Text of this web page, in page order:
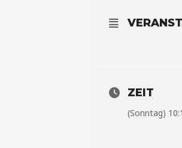
ZEIT
(Sonntag)